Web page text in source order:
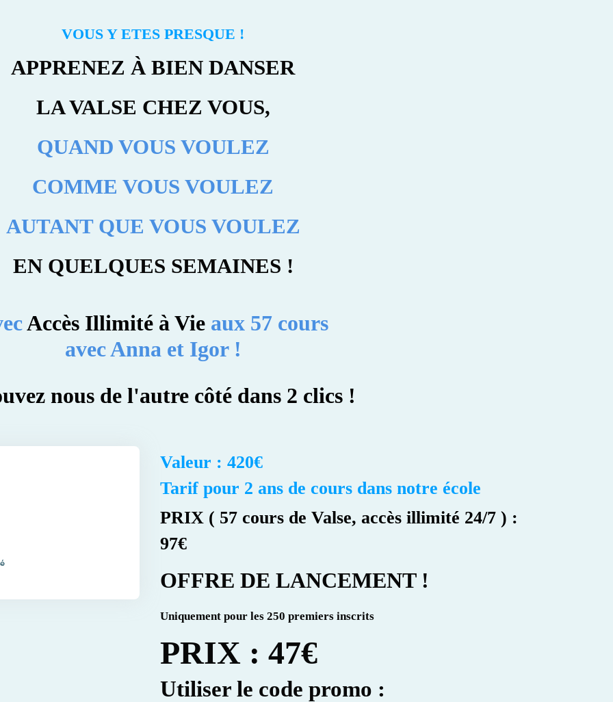
VOUS Y ETES PRESQUE !
APPRENEZ À BIEN DANSER
LA VALSE CHEZ VOUS,
QUAND VOUS VOULEZ
COMME VOUS VOULEZ
AUTANT QUE VOUS VOULEZ
EN QUELQUES SEMAINES !
Accès Illimité à Vieaux 57 cours
avec Anna et Igor !
nous de l'autre côté dans 2 clics !
Valeur : 420€
Tarif pour 2 ans de cours dans notre école
PRIX ( 57 cours de Valse, accès illimité 24/7 ) :
97€
OFFRE DE LANCEMENT !
Uniquement pour les 250 premiers inscrits
PRIX : 47€
Utiliser le code promo :